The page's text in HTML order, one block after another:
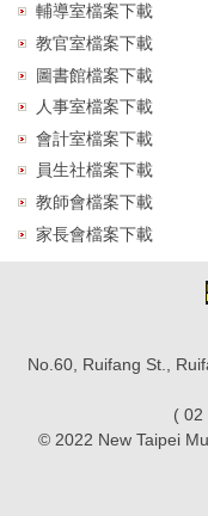
輔導室檔案下載
教官室檔案下載
圖書館檔案下載
人事室檔案下載
會計室檔案下載
員生社檔案下載
教師會檔案下載
家長會檔案下載
No.60, Ruifang St.,
( 02
© 2022 New Taipei